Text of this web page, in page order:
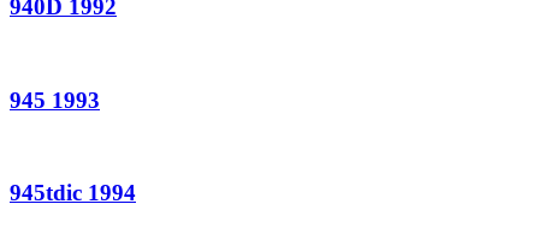
940D 1992
945 1993
945tdic 1994